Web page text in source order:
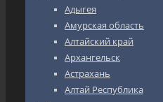
Адыгея
Амурская область
Алтайский край
Архангельск
Астрахань
Алтай Республика